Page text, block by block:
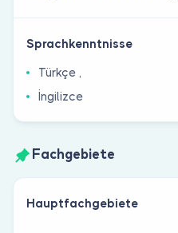
Sprachkenntnisse
Türkçe ,
İngilizce
Fachgebiete
Hauptfachgebiete